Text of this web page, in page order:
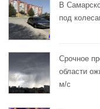
В
под
Срочное
области
м/с